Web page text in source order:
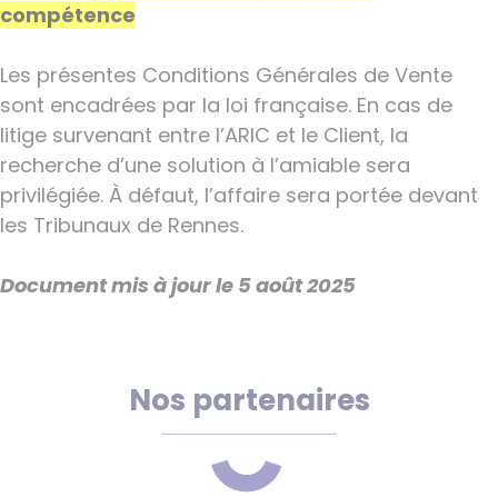
compétence
Les présentes Conditions Générales de Vente
sont encadrées par la loi française. En cas de
litige survenant entre l’ARIC et le Client, la
recherche d’une solution à l’amiable sera
privilégiée. À défaut, l’affaire sera portée devant
les Tribunaux de Rennes.
Document mis à jour le 5 août 2025
Nos partenaires